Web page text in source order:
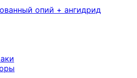
опий + ангидрид